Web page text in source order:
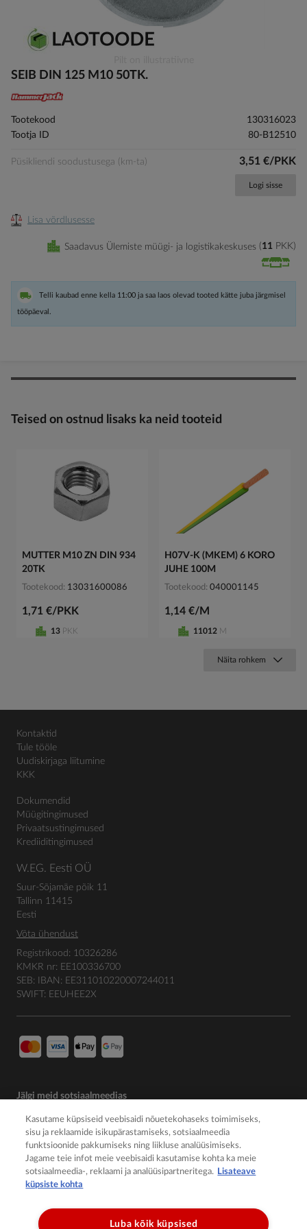
to
beginning
of
images
gallery
SEIB DIN 125 M10 50TK.
Tootekood
130316023
Tootja ID
80-B12510
Püsikliendi soodustusega (km-ta) 3,51 €/PKK
Logi sisse
Lisa võrdlusesse
Saadavus Ülemiste müügi- ja logistikakeskuses 11 PKK
Telli kaubad enne kella 11:00 ja saa laos olevad tooted kätte juba järgmisel
tööpäeval.
Teised on ostnud lisaks ka neid tooteid
MUTTER M10 ZN DIN 934
20TK
Tootekood 13031600086
1,71 €/PKK
13 PKK
H07V-K (MKEM) 6 KORO
JUHE 100M
Tootekood 040001145
1,14 €/M
11012 M
Näita rohkem
Kontaktid
Tule tööle
Uudiskirjaga liitumine
KKK
Dokumendid
Müügitingimused
Privaatsustingimused
Krediiditingimused
W.EG. Eesti OÜ
Suur-Sõjamäe põik 11
Tallinn 11415
Eesti
Võta ühendust
Registrikood: 10326286
KMKR nr: EE100336700
SEB: IBAN: EE311010220007244011
SWIFT: EEUHEE2X
Jälgi meid sotsiaalmeedias
Kasutame küpsiseid veebisaidi nõuetekohaseks toimimiseks,
sisu ja reklaamide isikupärastamiseks, sotsiaalmeedia
funktsioonide pakkumiseks ning liikluse analüüsimiseks.
Jagame teie infot meie veebisaidi kasutamise kohta ka meie
sotsiaalmeedia-, reklaami ja analüüsipartneritega. Lisateave
küpsiste kohta
Luba kõik küpsised